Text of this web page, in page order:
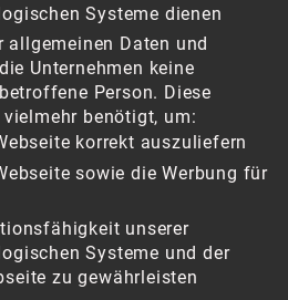
Systeme dienen
allgemeinen Daten und
Unternehmen keine
Person. Diese
benötigt, um:
korrekt auszuliefern
sowie die Werbung für
unserer
Systeme und der
zu gewährleisten